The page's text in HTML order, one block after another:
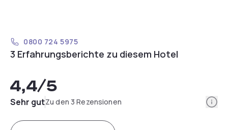
0800 724 5975
3 Erfahrungsberichte zu diesem Hotel
4,4/5
Sehr gutZu den 3 Rezensionen